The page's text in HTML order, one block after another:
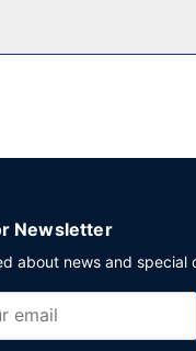
Newsletter
about news and special